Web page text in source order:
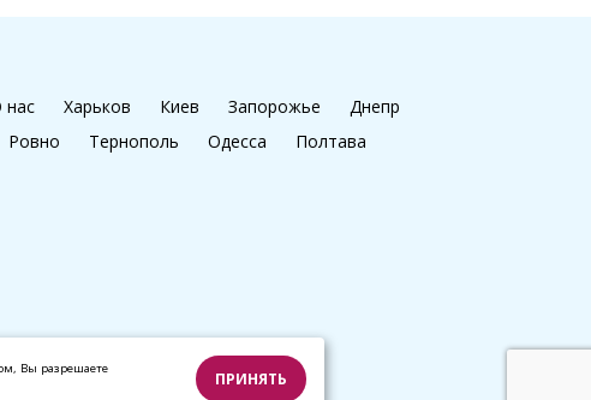
нас Харьков Киев Запорожье
Днепр
Ровно Тернополь Одесса Полтава
Вы разрешаете
ПРИНЯТЬ